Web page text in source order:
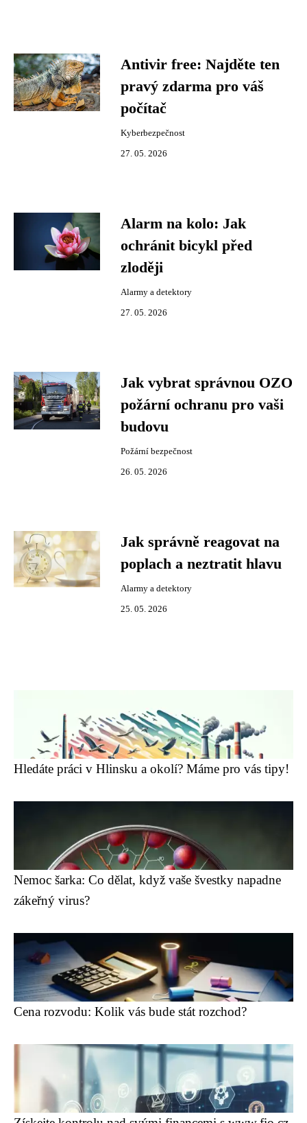
Antivir free: Najděte ten
pravý zdarma pro váš
počítač
Kyberbezpečnost
27. 05. 2026
Alarm na kolo: Jak
ochránit bicykl před
zloději
Alarmy a detektory
27. 05. 2026
Jak vybrat správnou OZO
požární ochranu pro vaši
budovu
Požární bezpečnost
26. 05. 2026
Jak správně reagovat na
poplach a neztratit hlavu
Alarmy a detektory
25. 05. 2026
Hledáte práci v Hlinsku a okolí? Máme pro vás tipy!
Nemoc šarka: Co dělat, když vaše švestky napadne
zákeřný virus?
Cena rozvodu: Kolik vás bude stát rozchod?